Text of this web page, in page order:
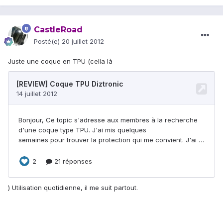
CastleRoad
Posté(e) 20 juillet 2012
Juste une coque en TPU (cella là
) Utilisation quotidienne, il me suit partout.